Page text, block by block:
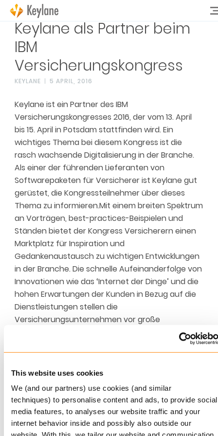
This website uses cookies
We (and our partners) use cookies (and similar
techniques) to personalise content and ads, to provide social
media features, to analyses our website traffic and your
internet behavior inside and possibly also outside our
Keylane als Partner beim
IBM
Versicherungskongress
KEYLANE 5 APRIL, 2016
Keylane ist ein Partner des IBM
Versicherungskongresses 2016, der vom 13. April
bis 15. April in Potsdam stattfinden wird. Ein
wichtiges Thema bei diesem Kongress ist die
rasch wachsende Digitalisierung in der Branche.
Als einer der führenden Lieferanten von
Softwarepaketen für Versicherer ist Keylane gut
gerüstet, die Kongressteilnehmer über dieses
Thema zu informieren.Mit einem breiten Spektrum
an Vorträgen, best-practices-Beispielen und
Ständen bietet der Kongress Versicherern einen
Marktplatz für Inspiration und
Gedankenaustausch zu wichtigen Entwicklungen
in der Branche. Die schnelle Aufeinanderfolge von
Innovationen wie das ‘Internet der Dinge’ und die
hohen Erwartungen der Kunden in Bezug auf die
Dienstleistungen stellen die
Versicherungsunternehmen vor große
Herausforderungen. Wie kann auf diese Trends
am besten reagiert werden? Ron van den Broek,
verfügen über jahrelange Erfahrungen bei groß
angelegten Automatisierungsprojekten und
können Versicherern perfekt bei den
Digitalisierungsentscheidungen assistieren, die sie
treffen müssen. Wir freuen uns daher, diesen
Kongress unseres Technologiepartners IBM